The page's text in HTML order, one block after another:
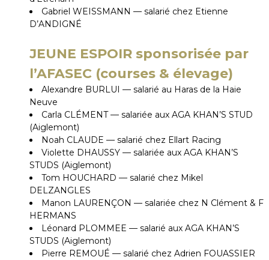
Gabriel WEISSMANN — salarié chez Etienne
D’ANDIGNÉ
JEUNE ESPOIR sponsorisée par
l’AFASEC (courses & élevage)
Alexandre BURLUI — salarié au Haras de la Haie
Neuve
Carla CLÉMENT — salariée aux AGA KHAN’S STUD
(Aiglemont)
Noah CLAUDE — salarié chez Ellart Racing
Violette DHAUSSY — salariée aux AGA KHAN’S
STUDS (Aiglemont)
Tom HOUCHARD — salarié chez Mikel
DELZANGLES
Manon LAURENÇON — salariée chez N Clément & F
HERMANS
Léonard PLOMMEE — salarié aux AGA KHAN’S
STUDS (Aiglemont)
Pierre REMOUÉ — salarié chez Adrien FOUASSIER